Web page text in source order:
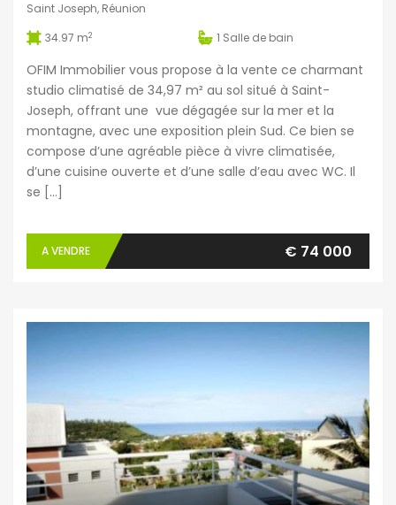
Saint Joseph, Réunion
34.97 m2 1 Salle de bain
OFIM Immobilier vous propose à la vente ce charmant
studio climatisé de 34,97 m² au sol situé à Saint-
Joseph, offrant une vue dégagée sur la mer et la
montagne, avec une exposition plein Sud. Ce bien se
compose d’une agréable pièce à vivre climatisée,
d’une cuisine ouverte et d’une salle d’eau avec WC. Il
se […]
A VENDRE € 74 000